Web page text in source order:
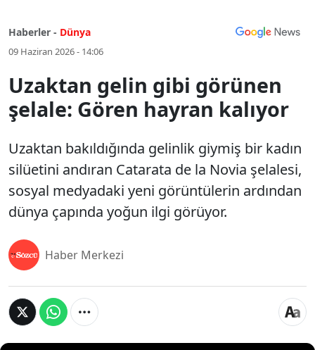
Haberler - Dünya
09 Haziran 2026 - 14:06
Uzaktan gelin gibi görünen
şelale: Gören hayran kalıyor
Uzaktan bakıldığında gelinlik giymiş bir kadın
silüetini andıran Catarata de la Novia şelalesi,
sosyal medyadaki yeni görüntülerin ardından
dünya çapında yoğun ilgi görüyor.
Haber Merkezi